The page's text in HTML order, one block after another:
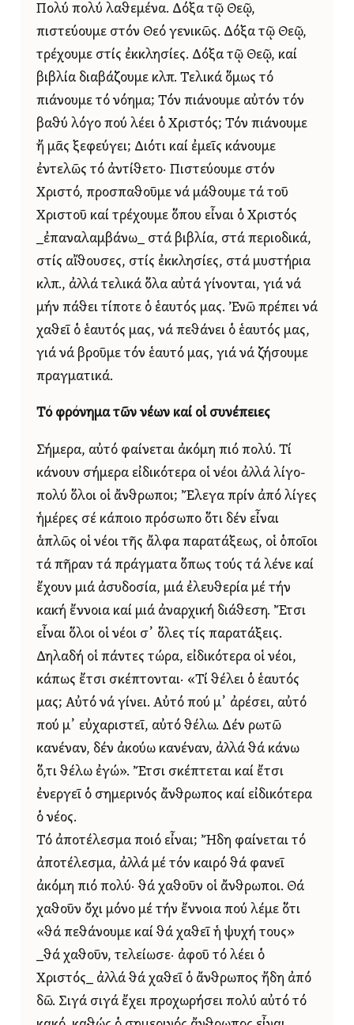
Πολύ πολύ λαθεμένα. Δόξα τῷ Θεῷ,
πιστεύουμε στόν Θεό γενικῶς. Δόξα τῷ Θεῷ,
τρέχουμε στίς ἐκκλησίες. Δόξα τῷ Θεῷ, καί
βιβλία διαβάζουμε κλπ. Τελικά ὅμως τό
πιάνουμε τό νόημα; Τόν πιάνουμε αὐτόν τόν
βαθύ λόγο πού λέει ὁ Χριστός; Τόν πιάνουμε
ἤ μᾶς ξεφεύγει; Διότι καί ἐμεῖς κάνουμε
ἐντελῶς τό ἀντίθετο· Πιστεύουμε στόν
Χριστό, προσπαθοῦμε νά μάθουμε τά τοῦ
Χριστοῦ καί τρέχουμε ὅπου εἶναι ὁ Χριστός
_ἐπαναλαμβάνω_ στά βιβλία, στά περιοδικά,
στίς αἴθουσες, στίς ἐκκλησίες, στά μυστήρια
κλπ., ἀλλά τελικά ὅλα αὐτά γίνονται, γιά νά
μήν πάθει τίποτε ὁ ἑαυτός μας. Ἐνῶ πρέπει νά
χαθεῖ ὁ ἑαυτός μας, νά πεθάνει ὁ ἑαυτός μας,
γιά νά βροῦμε τόν ἑαυτό μας, γιά νά ζήσουμε
πραγματικά.
Τό φρόνημα τῶν νέων καί οἱ συνέπειες
Σήμερα, αὐτό φαίνεται ἀκόμη πιό πολύ. Τί
κάνουν σήμερα εἰδικότερα οἱ νέοι ἀλλά λίγο-
πολύ ὅλοι οἱ ἄνθρωποι; Ἔλεγα πρίν ἀπό λίγες
ἡμέρες σέ κάποιο πρόσωπο ὅτι δέν εἶναι
ἁπλῶς οἱ νέοι τῆς ἄλφα παρατάξεως, οἱ ὁποῖοι
τά πῆραν τά πράγματα ὅπως τούς τά λένε καί
ἔχουν μιά ἀσυδοσία, μιά ἐλευθερία μέ τήν
κακή ἔννοια καί μιά ἀναρχική διάθεση. Ἔτσι
εἶναι ὅλοι οἱ νέοι σ᾿ ὅλες τίς παρατάξεις.
Δηλαδή οἱ πάντες τώρα, εἰδικότερα οἱ νέοι,
κάπως ἔτσι σκέπτονται· «Τί θέλει ὁ ἑαυτός
μας; Αὐτό νά γίνει. Αὐτό πού μ᾿ ἀρέσει, αὐτό
πού μ᾿ εὐχαριστεῖ, αὐτό θέλω. Δέν ρωτῶ
κανέναν, δέν ἀκούω κανέναν, ἀλλά θά κάνω
ὅ,τι θέλω ἐγώ». Ἔτσι σκέπτεται καί ἔτσι
ἐνεργεῖ ὁ σημερινός ἄνθρωπος καί εἰδικότερα
ὁ νέος.
Τό ἀποτέλεσμα ποιό εἶναι; Ἤδη φαίνεται τό
ἀποτέλεσμα, ἀλλά μέ τόν καιρό θά φανεῖ
ἀκόμη πιό πολύ· θά χαθοῦν οἱ ἄνθρωποι. Θά
χαθοῦν ὄχι μόνο μέ τήν ἔννοια πού λέμε ὅτι
«θά πεθάνουμε καί θά χαθεῖ ἡ ψυχή τους»
_θά χαθοῦν, τελείωσε· ἀφοῦ τό λέει ὁ
Χριστός_ ἀλλά θά χαθεῖ ὁ ἄνθρωπος ἤδη ἀπό
δῶ. Σιγά σιγά ἔχει προχωρήσει πολύ αὐτό τό